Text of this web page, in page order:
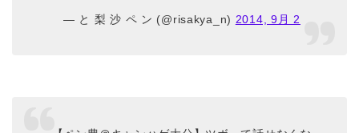
— と 梨 沙 ペ ン (@risakya_n) 2014, 9月 2